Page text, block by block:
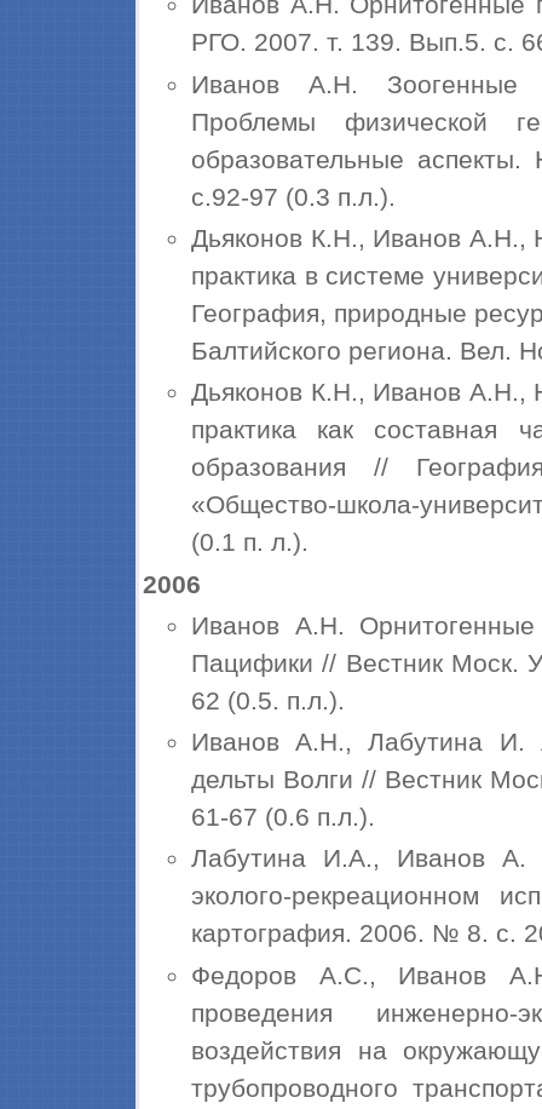
РГО. 2007. т. 139. Вып.5. с.
Иванов А.Н. Зоогенные
Проблемы физической
образовательные
с.92-97 (0.3 п.л.).
Дьяконов К.Н., Иванов
практика в системе
География, природные
Балтийского региона. Вел.
Дьяконов К.Н., Иванов
практика как составная
образования //
«Общество-школа-
(0.1 п. л.).
2006
Иванов А.Н.
Пацифики // Вестник Моск.
62 (0.5. п.л.).
Иванов А.Н., Лабутина И.
дельты Волги // Вестник
61-67 (0.6 п.л.).
Лабутина И.А., Иванов А.
эколого-рекреационном
картография. 2006. № 8. с.
Федоров А.С., Иванов
проведения
воздействия на
трубопроводного